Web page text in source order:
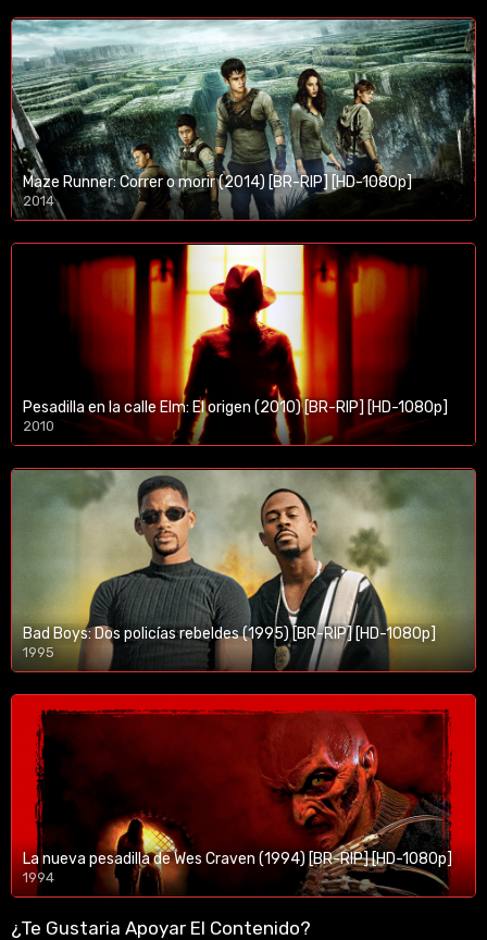
Maze Runner: Correr o morir (2014) [BR-RIP] [HD-1080p]
2014
1080p/720p
Pesadilla en la calle Elm: El origen (2010) [BR-RIP] [HD-1080p]
2010
1080p/720p
Bad Boys: Dos policías rebeldes (1995) [BR-RIP] [HD-1080p]
1995
1080p/720p
La nueva pesadilla de Wes Craven (1994) [BR-RIP] [HD-1080p]
1994
1080p/720p
¿Te Gustaria Apoyar El Contenido?